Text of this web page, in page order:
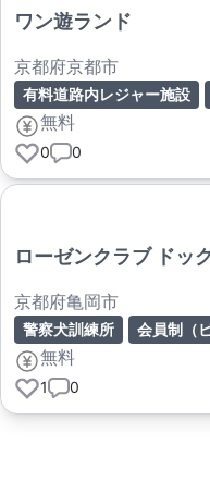
ワン遊ランド
京都府京都市
有料道路内レジャー施設
無料
0 0
ローゼンクラブ ドッ
京都府亀岡市
警察犬訓練所 会員制（
無料
1 0